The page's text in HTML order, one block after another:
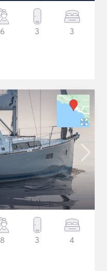
6 3 3
8 3 4